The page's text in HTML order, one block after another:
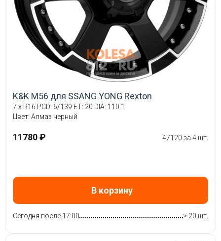
K&K M56 для SSANG YONG Rexton
7 x R16 PCD: 6/139 ET: 20 DIA: 110.1
Цвет: Алмаз черный
11780 ₽ 47120 за 4 шт.
В корзину
Сегодня после 17:00 > 20 шт.